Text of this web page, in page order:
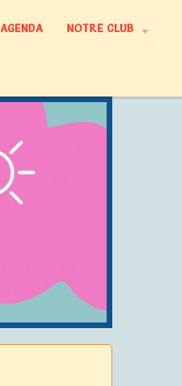
AGENDA NOTRE CLUB